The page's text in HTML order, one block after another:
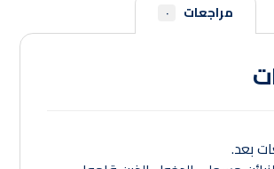
مراجعات ٠
بعد.